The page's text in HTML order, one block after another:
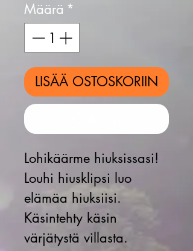
Määrä *
LISÄÄ OSTOSKORIIN
Lohikäärme hiuksissasi!
Louhi hiusklipsi luo
elämäa hiuksiisi.
Käsintehty käsin
värjätystä villasta.